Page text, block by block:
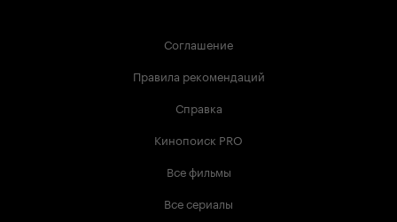
Соглашение
Правила рекомендаций
Справка
Кинопоиск PRO
Все фильмы
Все сериалы